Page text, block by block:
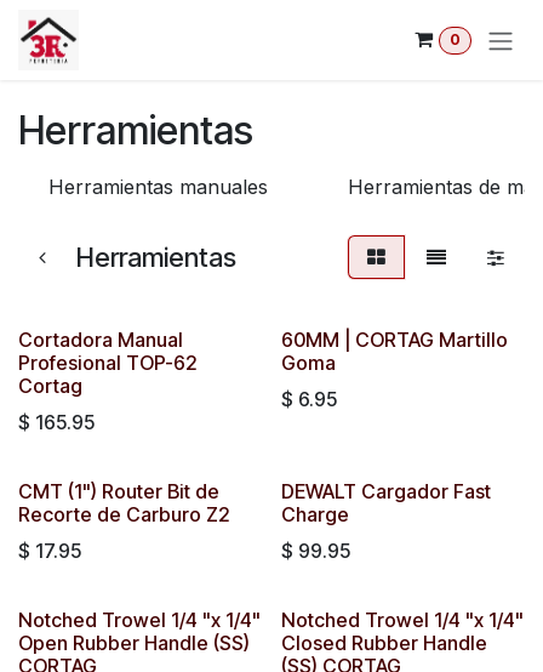
Ir al contenido
0
Herramientas
Herramientas manuales Herramientas de
Herramientas
Cortadora Manual
Profesional TOP-62
Cortag
$ 165.95
60MM | CORTAG Martillo
Goma
$ 6.95
CMT (1") Router Bit de
Recorte de Carburo Z2
$ 17.95
DEWALT Cargador Fast
Charge
$ 99.95
Notched Trowel 1/4 "x 1/4"
Open Rubber Handle (SS)
CORTAG
Notched Trowel 1/4 "x 1/4"
Closed Rubber Handle
(SS) CORTAG